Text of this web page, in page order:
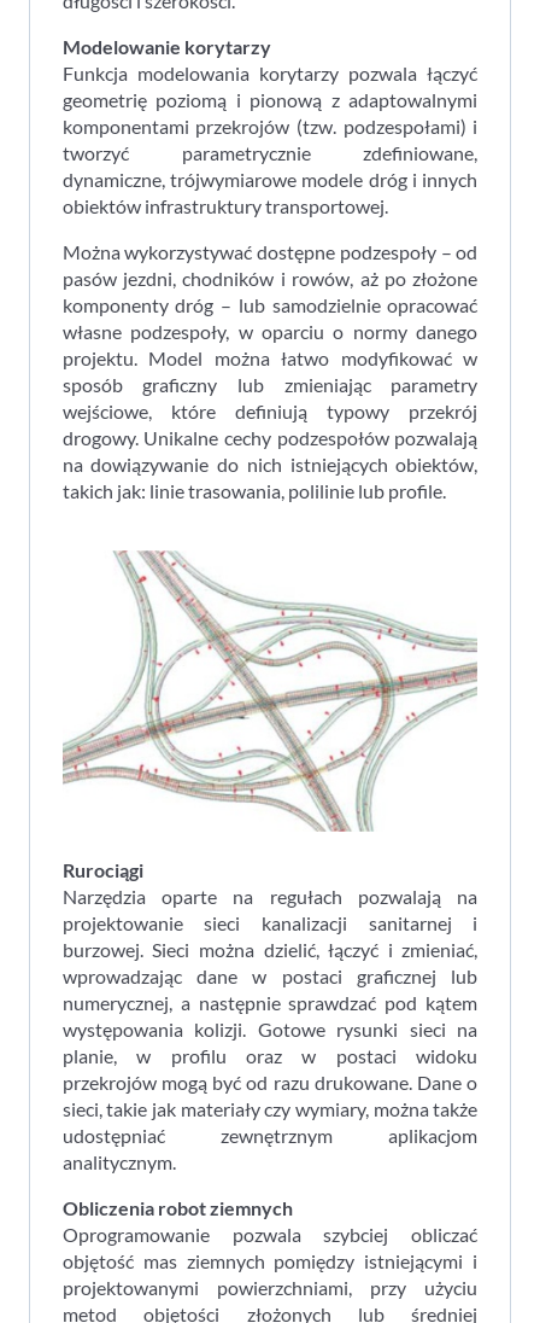
Modelowanie korytarzy
Funkcja modelowania korytarzy pozwala łączyć
geometrię poziomą i pionową z adaptowalnymi
komponentami przekrojów (tzw. podzespołami) i
tworzyć parametrycznie zdefiniowane,
dynamiczne, trójwymiarowe modele dróg i innych
obiektów infrastruktury transportowej.
Można wykorzystywać dostępne podzespoły – od
pasów jezdni, chodników i rowów, aż po złożone
komponenty dróg – lub samodzielnie opracować
własne podzespoły, w oparciu o normy danego
projektu. Model można łatwo modyfikować w
sposób graficzny lub zmieniając parametry
wejściowe, które definiują typowy przekrój
drogowy. Unikalne cechy podzespołów pozwalają
na dowiązywanie do nich istniejących obiektów,
takich jak: linie trasowania, polilinie lub profile.
Rurociągi
Narzędzia oparte na regułach pozwalają na
projektowanie sieci kanalizacji sanitarnej i
burzowej. Sieci można dzielić, łączyć i zmieniać,
wprowadzając dane w postaci graficznej lub
numerycznej, a następnie sprawdzać pod kątem
występowania kolizji. Gotowe rysunki sieci na
planie, w profilu oraz w postaci widoku
przekrojów mogą być od razu drukowane. Dane o
sieci, takie jak materiały czy wymiary, można także
udostępniać zewnętrznym aplikacjom
analitycznym.
Obliczenia robot ziemnych
Oprogramowanie pozwala szybciej obliczać
objętość mas ziemnych pomiędzy istniejącymi i
projektowanymi powierzchniami, przy użyciu
metod objętości złożonych lub średniej